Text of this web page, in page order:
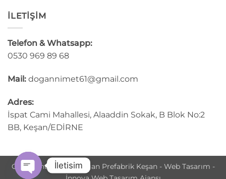
İLETİŞİM
Telefon & Whatsapp:
0530 969 89 68
Mail: dogannimet61@gmail.com
Adres:
İspat Cami Mahallesi, Alaaddin Sokak, B Blok No:2
BB, Keşan/EDİRNE
Copyright © 2025 Doğan Prefabrik Keşan - Web Tasarım -
İletisim